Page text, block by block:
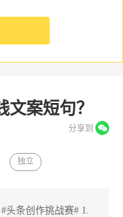
案短句？
分享到
独立
头条创作挑战赛# 1.